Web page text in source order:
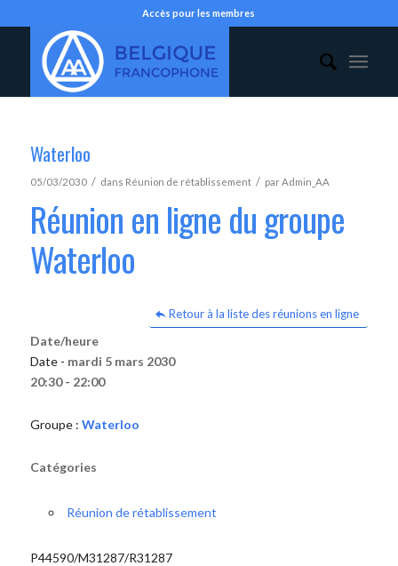
Accès pour les membres
Waterloo
05/03/2030 / dans Réunion de rétablissement / parAdmin_AA
Réunion en ligne du groupe
Waterloo
Retour à la liste des réunions en ligne
Date/heure
Date - mardi 5 mars 2030
20:30 - 22:00
Groupe : Waterloo
Catégories
Réunion de rétablissement
P44590/M31287/R31287